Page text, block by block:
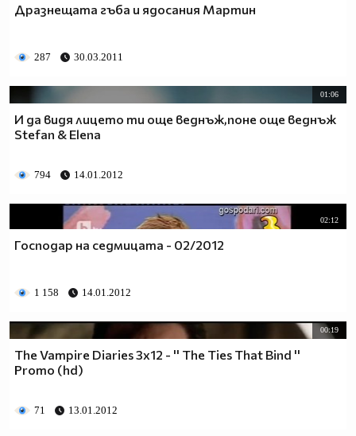
Дразнещата гъба и ядосания Мартин
287 30.03.2011
01:06
И да видя лицето ти още веднъж,поне още веднъж
Stefan & Elena
794 14.01.2012
02:12
Господар на седмицата - 02/2012
1 158 14.01.2012
00:19
The Vampire Diaries 3x12 - '' The Ties That Bind ''
Promo (hd)
71 13.01.2012